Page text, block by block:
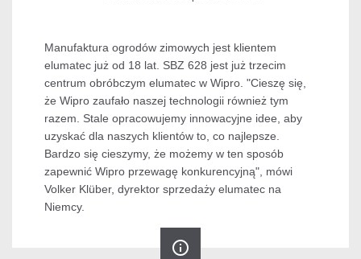
Manufaktura ogrodów zimowych jest klientem
elumatec już od 18 lat. SBZ 628 jest już trzecim
centrum obróbczym elumatec w Wipro. "Cieszę się,
że Wipro zaufało naszej technologii również tym
razem. Stale opracowujemy innowacyjne idee, aby
uzyskać dla naszych klientów to, co najlepsze.
Bardzo się cieszymy, że możemy w ten sposób
zapewnić Wipro przewagę konkurencyjną", mówi
Volker Klüber, dyrektor sprzedaży elumatec na
Niemcy.
info_outline